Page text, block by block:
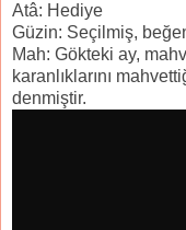
Atâ: Hediye
Güzin: Seçilmiş,
Mah: Gökteki ay,
karanlıklarını
denmiştir.